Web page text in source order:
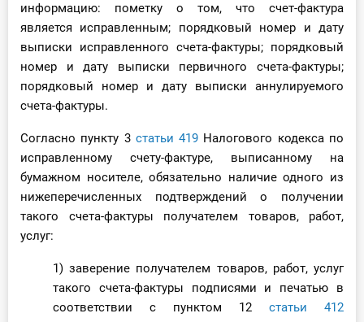
информацию: пометку о том, что счет-фактура
является исправленным; порядковый номер и дату
выписки исправленного счета-фактуры; порядковый
номер и дату выписки первичного счета-фактуры;
порядковый номер и дату выписки аннулируемого
счета-фактуры.
Согласно пункту 3 статьи 419 Налогового кодекса по
исправленному счету-фактуре, выписанному на
бумажном носителе, обязательно наличие одного из
нижеперечисленных подтверждений о получении
такого счета-фактуры получателем товаров, работ,
услуг:
1) заверение получателем товаров, работ, услуг
такого счета-фактуры подписями и печатью в
соответствии с пунктом 12 статьи 412